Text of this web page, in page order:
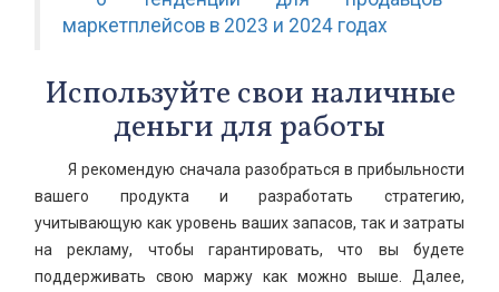
маркетплейсов в 2023 и 2024 годах
Используйте свои наличные
деньги для работы
Я рекомендую сначала разобраться в прибыльности
вашего продукта и разработать стратегию,
учитывающую как уровень ваших запасов, так и затраты
на рекламу, чтобы гарантировать, что вы будете
поддерживать свою маржу как можно выше. Далее,